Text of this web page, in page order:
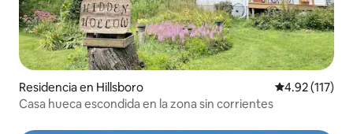
Residencia en Hillsboro Calificación
4.92 (117)
Casa hueca escondida en la zona sin corrientes